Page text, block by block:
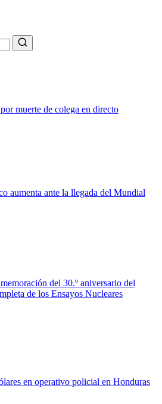
muerte de colega en directo
aumenta ante la llegada del Mundial
del 30.º aniversario del
de los Ensayos Nucleares
en operativo policial en Honduras